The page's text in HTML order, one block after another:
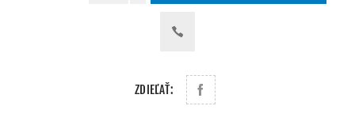
ZDIEĽAŤ: